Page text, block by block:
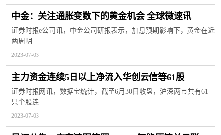
中金：关注通胀变数下的黄金机会 全球微速讯
证券时报e公司讯，中金公司研报表示，加息预期影响下，黄金在近
两周明
2023-07-03
主力资金连续5日以上净流入华创云信等61股
证券时报网讯，数据宝统计，截至6月30日收盘，沪深两市共有61
只个股连
2023-07-03